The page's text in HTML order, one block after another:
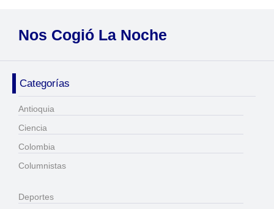
Nos Cogió La Noche
Categorías
Antioquia
Ciencia
Colombia
Columnistas
Deportes